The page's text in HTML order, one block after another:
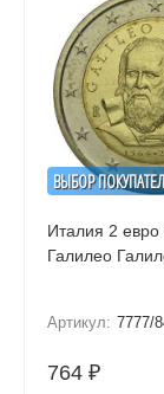
ВЫБОР
Италия 2 евро
Галилео
Артикул: 7777/
764 ₽